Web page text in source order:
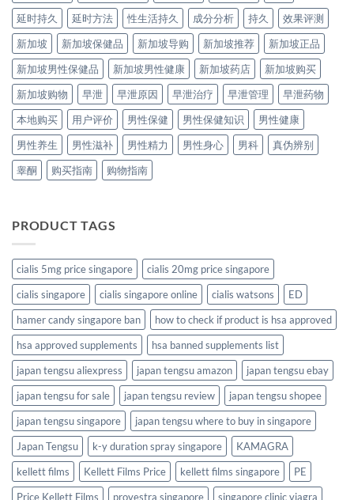
延时持久
延时方法 性生活持久 成分分析 持久
效果评测
新加坡
新加坡保健品 新加坡导购 新加坡推荐
新加坡正品
新加坡男性保健品
新加坡男性健康 新加坡药店
新加坡购买
新加坡购物
早泄 早泄原因 早泄治疗 早泄管理
早泄药物
本地购买
用户评价 男性保健 男性保健知识
男性健康
男性养生
男性滋补 男性精力 男性身心 男科
真伪辨别
睾酮
购买指南 购物指南
PRODUCT TAGS
cialis 5mg price singapore
cialis 20mg price singapore
cialis singapore
cialis singapore online cialis watsons
ED
hamer candy singapore ban
how to check if product is hsa approved
hsa approved supplements
hsa banned supplements list
japan tengsu aliexpress
japan tengsu amazon
japan tengsu ebay
japan tengsu for sale
japan tengsu review
japan tengsu shopee
japan tengsu singapore
japan tengsu where to buy in singapore
Japan Tengsu
k-y duration spray singapore
KAMAGRA
kellett films
Kellett Films Price kellett films singapore
PE
Price Kellett Films
provestra singapore singapore clinic viagra